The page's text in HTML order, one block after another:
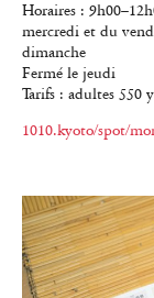
Horaires :
mercredi et du
dimanche
Fermé le jeudi
Tarifs : adultes 550
1010.kyoto/spot/